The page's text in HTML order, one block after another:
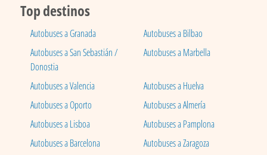
Top destinos
Autobuses a Granada
Autobuses a Bilbao
Autobuses a San Sebastián /
Donostia
Autobuses a Marbella
Autobuses a Valencia
Autobuses a Huelva
Autobuses a Oporto
Autobuses a Almería
Autobuses a Lisboa
Autobuses a Pamplona
Autobuses a Barcelona
Autobuses a Zaragoza